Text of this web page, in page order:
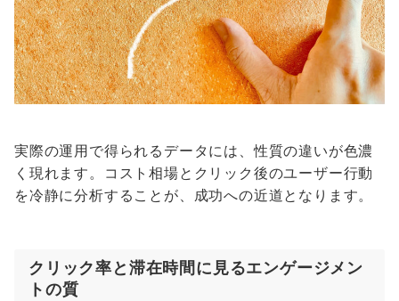
実際の運用で得られるデータには、性質の違いが色濃
く現れます。コスト相場とクリック後のユーザー行動
を冷静に分析することが、成功への近道となります。
クリック率と滞在時間に見るエンゲージメン
トの質